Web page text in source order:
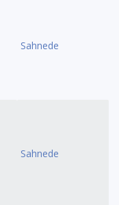
Sahnede
Sahnede